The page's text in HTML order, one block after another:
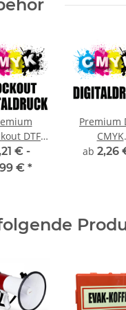
DTF
CMYK
€ -
€ *
Premium
CMYK
ab 2,26